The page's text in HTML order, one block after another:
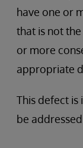
have one or
that is not
or more
appropriate
This defect is
be